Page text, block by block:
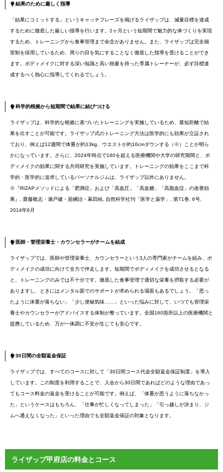
結果のために厳しく指導
「結果にコミットする」というキャッチフレーズを掲げるライザップは、減量目標を達成
するために徹底した厳しい指導を行います。2ヶ月という短期間で魅力的な体づくりを実現
するため、トレーニングから食事管理まで余念がありません。また、ライザップは完全個
室制を採用しているため、周りの目を気にすることなく徹底した指導を受けることができ
ます。ボディメイクに対する深い知識と高い熱量を持った専属トレーナーが、必ず目標達
成するべく熱心に指導してくれるでしょう。
科学的根拠から短期間で結果に結びつける
ライザップは、科学的な根拠に基づいたトレーニングを実施しているため、最短距離で結
果を出すことが可能です。ライザップ式のトレーニング方法は医学的にも効果が立証され
ており、例えば12週間で体重が約13kg、ウエストが約16cmダウンする（※）ことが明ら
かになっています。さらに、2024年時点で160を超える医療機関や大学の研究期間と、ボ
ディメイクの効果に関する共同研究を実施しています。トレーニングの効果をここまで科
学的・医学的に追求しているパーソナルジムは、ライザップ以外にありません。
※『RIZAPメソッドによる「肥満症」および「高血圧」「高血糖」「高脂血症」の改善効
果』, 齋藤敬志・瀬戸健・迎綱治・幕田純, 自然科学社刊「医学と薬学」, 第71巻, 6号,
2014年6月
医師・管理栄養士・カウンセラーがチームを結成
ライザップでは、医師や管理栄養士、カウンセラーという3人の専門家がチームを組み、ボ
ディメイクの成功に向けて全力で伴走します。短期間でボディメイクを成功させるとなる
と、トレーニングのみでは不十分です。徹底した食事管理で適切な栄養を摂取する必要が
ありますし、ときにはメンタル面でのサポートが求められる場面もあるでしょう。「思っ
たように体重が落ちない」「少し便秘気味……」といった悩みに対して、いつでも管理栄
養士やカウンセラーがアドバイスする体制が整っています。全国160箇所以上の医療機関と
提携しているため、万が一体調に不安が生じても安心です。
30日間の全額返金保証
ライザップでは、すべてのコースに対して「30日間コース代金全額返金保証制度」を導入
しています。この制度を利用することで、入会から30日間であればどのような理由であっ
てもコース料金の返金を受けることが可能です。例えば、「体重が思うように落ちなかっ
た」というケースはもちろん、「仕事が忙しくなってしまった」「引っ越しが決まり、ジ
ムへ通えなくなった」といった理由でも全額返金保証の対象となります。
ライザップ甲府店の料金とコース